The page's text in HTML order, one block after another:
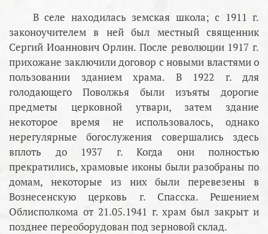
В селе находилась земская школа; с 1911 г.
законоучителем в ней был местный священник
Сергий Иоаннович Орлин. После революции 1917 г.
прихожане заключили договор с новыми властями о
пользовании зданием храма. В 1922 г. для
голодающего Поволжья были изъяты дорогие
предметы церковной утвари, затем здание
некоторое время не использовалось, однако
нерегулярные богослужения совершались здесь
вплоть до 1937 г. Когда они полностью
прекратились, храмовые иконы были разобраны по
домам, некоторые из них были перевезены в
Вознесенскую церковь г. Спасска. Решением
Облисполкома от 21.05.1941 г. храм был закрыт и
позднее переоборудован под зерновой склад.